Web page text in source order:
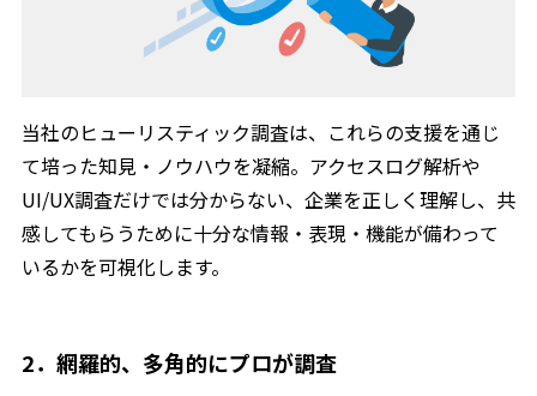
当社のヒューリスティック調査は、これらの支援を通じ
て培った知見・ノウハウを凝縮。アクセスログ解析や
UI/UX調査だけでは分からない、企業を正しく理解し、共
感してもらうために十分な情報・表現・機能が備わって
いるかを可視化します。
2．網羅的、多角的にプロが調査